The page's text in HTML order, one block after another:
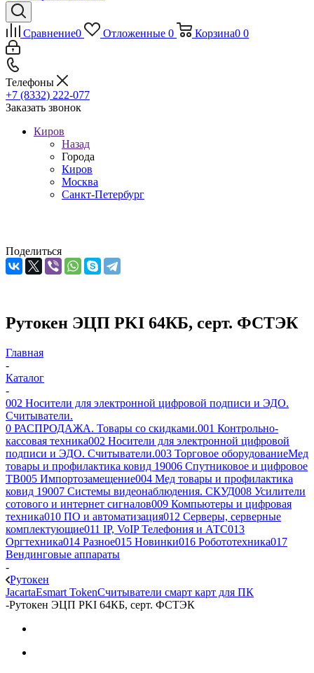
Сравнение0 Отложенные 0 Корзина0 0
Телефоны
+7 (8332) 222-077
Заказать звонок
Киров
Назад
Города
Киров
Москва
Санкт-Петербург
Поделиться
Рутокен ЭЦП PKI 64КБ, серт. ФСТЭК
Главная
-
Каталог
-
002 Носители для электронной цифровой подписи и ЭДО.
Считыватели.
0 РАСПРОДАЖА. Товары со скидками.001 Контрольно-
кассовая техника002 Носители для электронной цифровой
подписи и ЭДО. Считыватели.003 Торговое оборудованиеМед
товары и профилактика ковид 19006 Спутниковое и цифровое
ТВ005 Импортозамещение004 Мед товары и профилактика
ковид 19007 Системы видеонаблюдения. СКУД008 Усилители
сотового и интернет сигналов009 Компьютеры и цифровая
техника010 ПО и автоматизация012 Серверы, серверные
комплектующие011 IP, VoIP Телефония и АТС013
Оргтехника014 Разное015 Новинки016 Робототехника017
Вендинговые аппараты
-
Рутокен
JacartaEsmart TokenСчитыватели смарт карт для ПК
-Рутокен ЭЦП PKI 64КБ, серт. ФСТЭК